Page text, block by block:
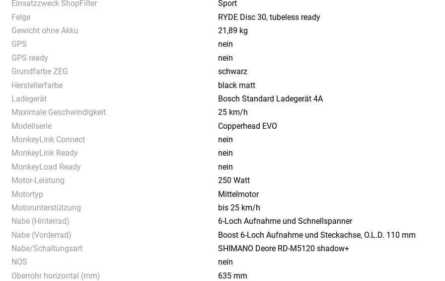
Einsatzzweck ShopFilter
Sport
Felge
RYDE Disc 30, tubeless ready
Gewicht ohne Akku
21,89 kg
GPS
nein
GPS ready
nein
Grundfarbe ZEG
schwarz
Herstellerfarbe
black matt
Ladegerät
Bosch Standard Ladegerät 4A
Maximale Geschwindigkeit
25 km/h
Modellserie
Copperhead EVO
MonkeyLink Connect
nein
MonkeyLink Ready
nein
MonkeyLoad Ready
nein
Motor-Leistung
250 Watt
Motortyp
Mittelmotor
Motorunterstützung
bis 25 km/h
Nabe (Hinterrad)
6-Loch Aufnahme und Schnellspanner
Nabe (Vorderrad)
Boost 6-Loch Aufnahme und Steckachse, O.L.D. 110 mm
Nabe/Schaltungsart
SHIMANO Deore RD-M5120 shadow+
NOS
nein
Oberrohr horizontal (mm)
635 mm